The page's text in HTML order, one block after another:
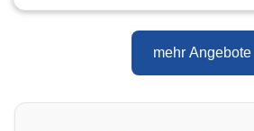
mehr Angebote